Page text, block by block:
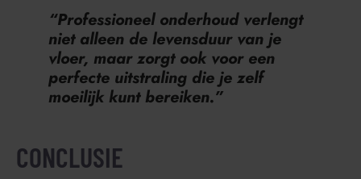
“Professioneel onderhoud verlengt
niet alleen de levensduur van je
vloer, maar zorgt ook voor een
perfecte uitstraling die je zelf
moeilijk kunt bereiken.”
CONCLUSIE